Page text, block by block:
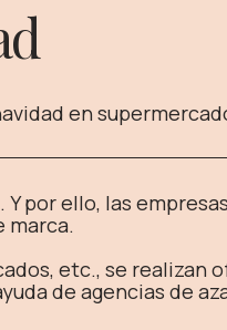
en
por ello, las
marca.
etc., se realizan
de agencias de